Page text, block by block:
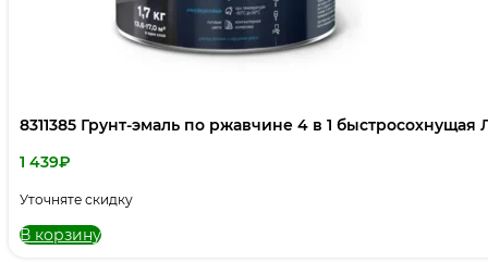
8311385 Грунт-эмаль по ржавчине 4 в 1 быстросохнущая
1 439₽
Уточняте скидку
В корзину